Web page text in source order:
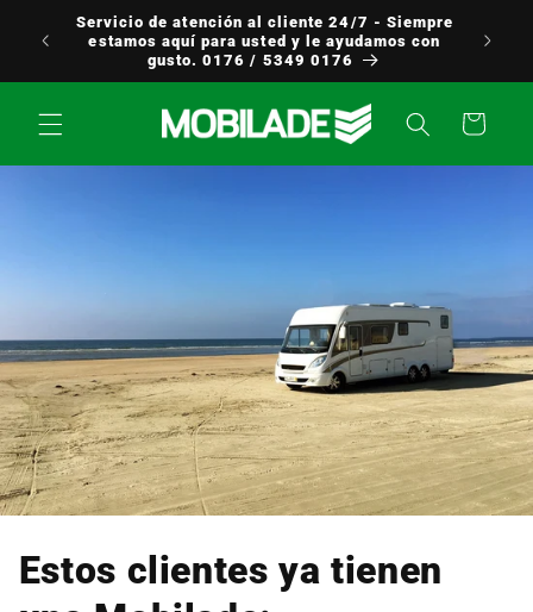
directamente
al contenido
Servicio de atención al cliente 24/7 - Siempre
estamos aquí para usted y le ayudamos con
gusto. 0176 / 5349 0176
Carrito
Estos clientes ya tienen